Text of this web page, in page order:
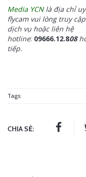
Media YCN là địa chỉ
flycam vui lòng truy
dịch vụ hoặc liên hệ
hotline: 09666.12.808
tiếp.
Tags:
CHIA SẺ: